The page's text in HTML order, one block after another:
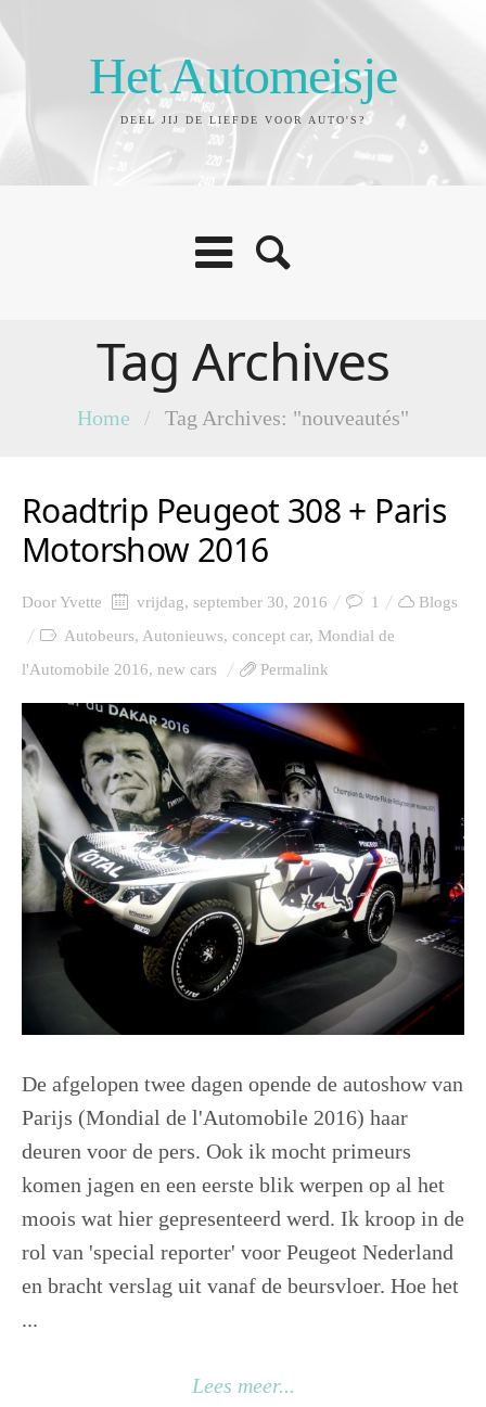
Het Automeisje
DEEL JIJ DE LIEFDE VOOR AUTO'S?
Tag Archives
Home / Tag Archives: "nouveautés"
Roadtrip Peugeot 308 + Paris
Motorshow 2016
DoorYvette vrijdag, september 30, 2016 1
Blogs
Autobeurs, Autonieuws, concept car, Mondial de
l'Automobile 2016, new cars Permalink
De afgelopen twee dagen opende de autoshow van
Parijs (Mondial de l'Automobile 2016) haar
deuren voor de pers. Ook ik mocht primeurs
komen jagen en een eerste blik werpen op al het
moois wat hier gepresenteerd werd. Ik kroop in de
rol van 'special reporter' voor Peugeot Nederland
en bracht verslag uit vanaf de beursvloer. Hoe het
...
Lees meer...